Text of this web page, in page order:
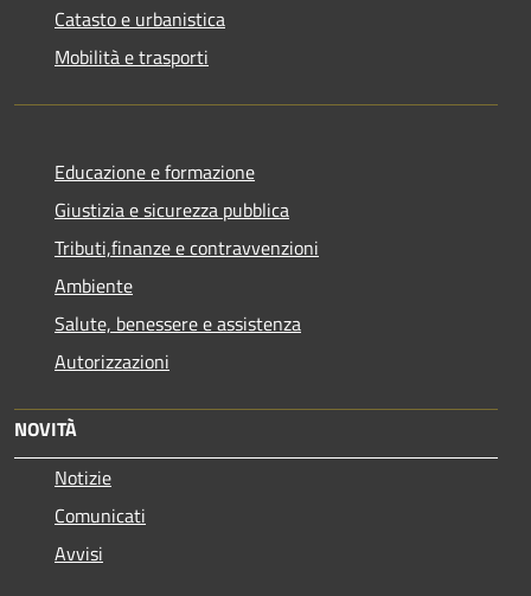
Catasto e urbanistica
Mobilità e trasporti
Educazione e formazione
Giustizia e sicurezza pubblica
Tributi,finanze e contravvenzioni
Ambiente
Salute, benessere e assistenza
Autorizzazioni
NOVITÀ
Notizie
Comunicati
Avvisi